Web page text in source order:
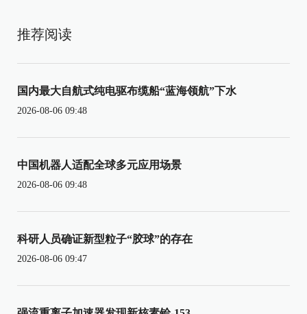
推荐阅读
国内最大自航式纯电驱布缆船“蓝海领航”下水
2026-08-06 09:48
中国机器人适配全球多元应用场景
2026-08-06 09:48
科研人员确证新型粒子“胶球”的存在
2026-08-06 09:47